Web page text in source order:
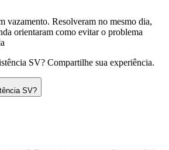
vazamento. Resolveram no mesmo dia,
orientaram como evitar o problema
SV? Compartilhe sua experiência.
SV?